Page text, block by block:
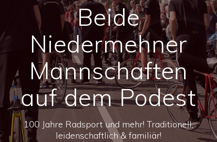
Beide
Niedermehner
Mannschaften
auf dem Podest
100 Jahre Radsport und mehr! Traditionell,
leidenschaftlich & familiär!